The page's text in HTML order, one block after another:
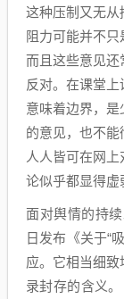
这种压制又无从
阻力可能并不只
而且这些意见还
反对。在课堂
意味着边界，
的意见，也不
人人皆可在网
论似乎都显得虚
面对舆情的持
日发布《关于“
应。它相当细
录封存的含义